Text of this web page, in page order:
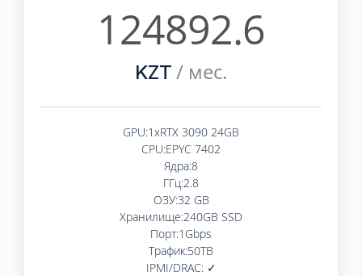
124892.6
KZT / мес.
GPU:1xRTX 3090 24GB
CPU:EPYC 7402
Ядра:8
ГГц:2.8
ОЗУ:32 GB
Хранилище:240GB SSD
Порт:1Gbps
Трафик:50TB
IPMI/DRAC: ✓